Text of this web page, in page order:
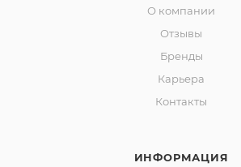
О компании
Отзывы
Бренды
Карьера
Контакты
ИНФОРМАЦИЯ